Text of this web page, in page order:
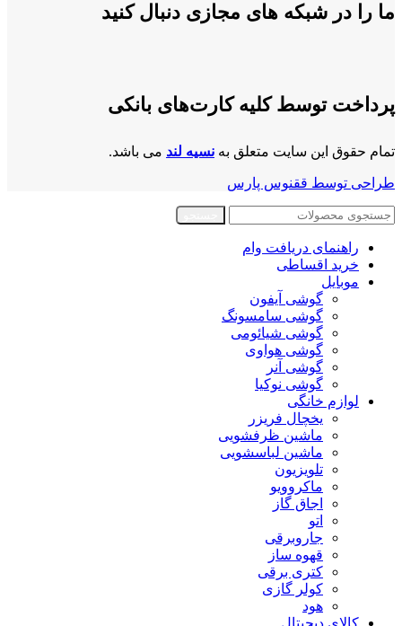
ما را در شبکه های مجازی دنبال کنید
پرداخت توسط کلیه کارت‌های بانکی
تمام حقوق این سایت متعلق به نسیه لند می باشد.
طراحی توسط ققنوس پارس
راهنمای دریافت وام
خرید اقساطی
موبایل
گوشی آیفون
گوشی سامسونگ
گوشی شیائومی
گوشی هواوی
گوشی آنر
گوشی نوکیا
لوازم خانگی
یخچال فریزر
ماشین ظرفشویی
ماشین لباسشویی
تلویزیون
ماکروویو
اجاق گاز
اتو
جاروبرقی
قهوه ساز
کتری برقی
کولر گازی
هود
کالای دیجیتال